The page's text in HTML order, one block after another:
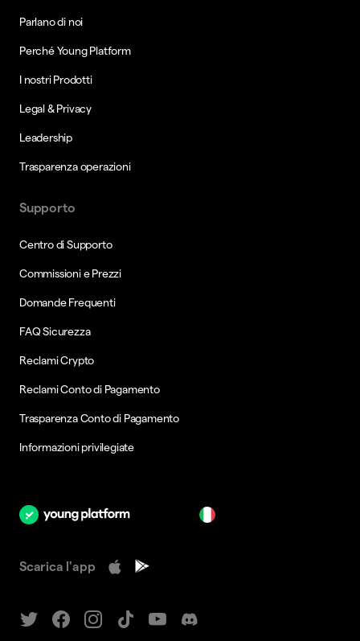
Parlano di noi
Perché Young Platform
I nostri Prodotti
Legal & Privacy
Leadership
Trasparenza operazioni
Supporto
Centro di Supporto
Commissioni e Prezzi
Domande Frequenti
FAQ Sicurezza
Reclami Crypto
Reclami Conto di Pagamento
Trasparenza Conto di Pagamento
Informazioni privilegiate
Scarica l'app